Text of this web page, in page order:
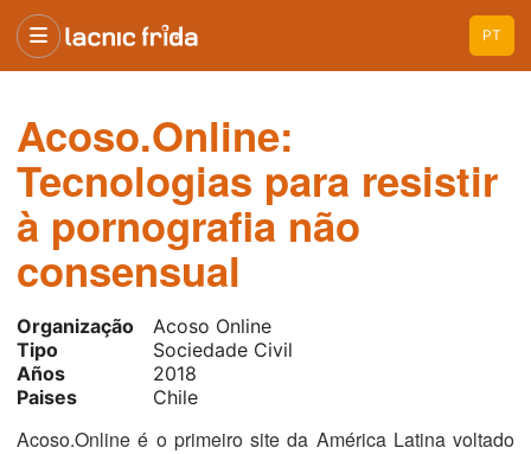
PT
Acoso.Online:
Tecnologias para resistir
à pornografia não
consensual
Organização
Acoso Online
Tipo
Sociedade Civil
Años
2018
Paises
Chile
Acoso.Online é o primeiro site da América Latina voltado